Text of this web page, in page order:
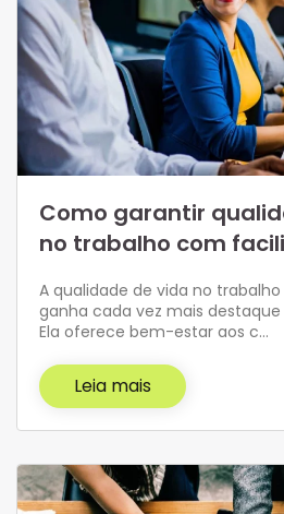
Como garantir
no trabalho com
A qualidade de vida no
ganha cada vez mais
Ela oferece bem-estar aos c…
Leia mais